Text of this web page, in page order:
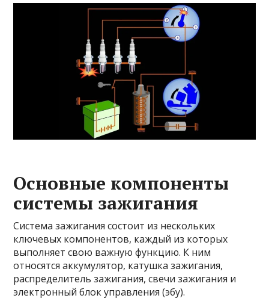
Основные компоненты
системы зажигания
Система зажигания состоит из нескольких
ключевых компонентов, каждый из которых
выполняет свою важную функцию. К ним
относятся аккумулятор, катушка зажигания,
распределитель зажигания, свечи зажигания и
электронный блок управления (эбу).